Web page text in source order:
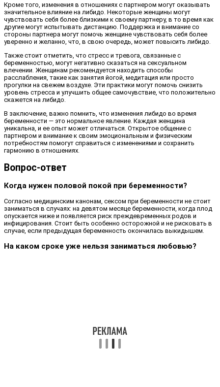
Кроме того, изменения в отношениях с партнером могут оказывать
значительное влияние на либидо. Некоторые женщины могут
чувствовать себя более близкими к своему партнеру, в то время как
другие могут испытывать дистанцию. Поддержка и внимание со
стороны партнера могут помочь женщине чувствовать себя более
уверенно и желанно, что, в свою очередь, может повысить либидо.
Также стоит отметить, что стресс и тревога, связанные с
беременностью, могут негативно сказаться на сексуальном
влечении. Женщинам рекомендуется находить способы
расслабления, такие как занятия йогой, медитация или просто
прогулки на свежем воздухе. Эти практики могут помочь снизить
уровень стресса и улучшить общее самочувствие, что положительно
скажется на либидо.
В заключение, важно помнить, что изменения либидо во время
беременности — это нормальное явление. Каждая женщина
уникальна, и ее опыт может отличаться. Открытое общение с
партнером и внимание к своим эмоциональным и физическим
потребностям помогут справиться с изменениями и сохранить
гармонию в отношениях.
Вопрос-ответ
Когда нужен половой покой при беременности?
Согласно медицинским канонам, сексом при беременности не стоит
заниматься в случаях: на девятом месяце беременности, когда плод
опускается ниже и появляется риск преждевременных родов и
инфицирования. Стоит быть особенно осторожной и не рисковать в
случае, если предыдущая беременность окончилась выкидышем.
На каком сроке уже нельзя заниматься любовью?